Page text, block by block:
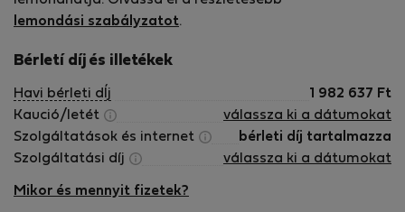
lemondási szabályzatot.
Bérletí díj és illetékek
Havi bérleti dÍj 1 982 637 Ft
Kaució/letét
válassza ki a dátumokat
Szolgáltatások és internet
bérleti díj tartalmazza
Szolgáltatási díj
válassza ki a dátumokat
Mikor és mennyit fizetek?